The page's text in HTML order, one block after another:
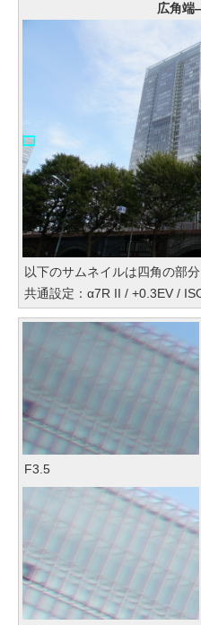
広角端
以下のサムネイルは四角の部
共通設定：α7R II / +0.3EV /
F3.5